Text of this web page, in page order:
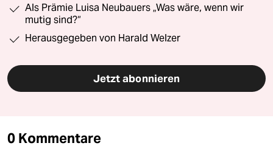
Als Prämie Luisa Neubauers „Was wäre, wenn wir
mutig sind?“
Herausgegeben von Harald Welzer
Jetzt abonnieren
0 Kommentare